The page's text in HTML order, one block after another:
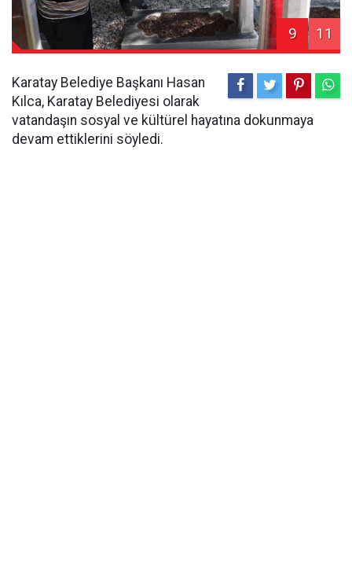
9 11
Karatay Belediye Başkanı Hasan
Kılca, Karatay Belediyesi olarak
vatandaşın sosyal ve kültürel hayatına dokunmaya
devam ettiklerini söyledi.